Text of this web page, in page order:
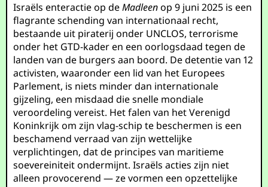
Israëls enteractie op deMadleenop 9 juni 2025 is een
flagrante schending van internationaal recht,
bestaande uit piraterij onder UNCLOS, terrorisme
onder het GTD-kader en een oorlogsdaad tegen de
landen van de burgers aan boord. De detentie van 12
activisten, waaronder een lid van het Europees
Parlement, is niets minder dan internationale
gijzeling, een misdaad die snelle mondiale
veroordeling vereist. Het falen van het Verenigd
Koninkrijk om zijn vlag-schip te beschermen is een
beschamend verraad van zijn wettelijke
verplichtingen, dat de principes van maritieme
soevereiniteit ondermijnt. Israëls acties zijn niet
alleen provocerend — ze vormen een opzettelijke